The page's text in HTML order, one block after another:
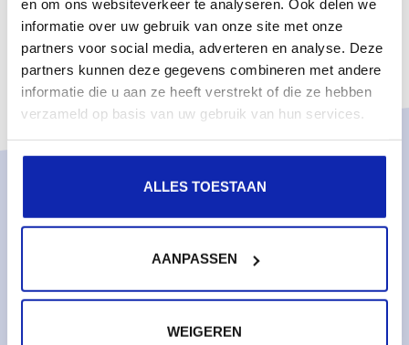
en om ons websiteverkeer te analyseren. Ook delen we
informatie over uw gebruik van onze site met onze
partners voor social media, adverteren en analyse. Deze
partners kunnen deze gegevens combineren met andere
informatie die u aan ze heeft verstrekt of die ze hebben
verzameld op basis van uw gebruik van hun services.
ALLES TOESTAAN
AANPASSEN
WEIGEREN
Managed services
Monitoring & metrics